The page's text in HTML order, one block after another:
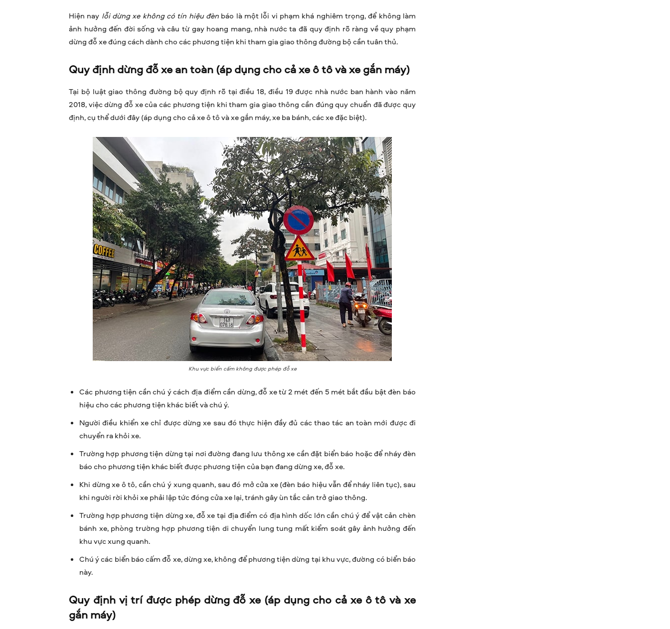
Hiện nay lỗi dừng xe không có tín hiệu đèn báo là một lỗi vi phạm khá nghiêm trọng, để không làm
ảnh hưởng đến đời sống và câu từ gay hoang mang, nhà nước ta đã quy định rõ ràng về quy phạm
dừng đỗ xe đúng cách dành cho các phương tiện khi tham gia giao thông đường bộ cần tuân thủ.
Quy định dừng đỗ xe an toàn (áp dụng cho cả xe ô tô và xe gắn máy)
Tại bộ luật giao thông đường bộ quy định rõ tại điều 18, điều 19 được nhà nước ban hành vào năm
2018, việc dừng đỗ xe của các phương tiện khi tham gia giao thông cần đúng quy chuẩn đã được quy
định, cụ thể dưới đây (áp dụng cho cả xe ô tô và xe gắn máy, xe ba bánh, các xe đặc biệt).
Khu vực biển cấm không được phép đỗ xe
Các phương tiện cần chú ý cách địa điểm cần dừng, đỗ xe từ 2 mét đến 5 mét bắt đầu bật đèn báo
hiệu cho các phương tiện khác biết và chú ý.
Người điều khiển xe chỉ được dừng xe sau đó thực hiện đầy đủ các thao tác an toàn mới được đi
chuyển ra khỏi xe.
Trường hợp phương tiện dừng tại nơi đường đang lưu thông xe cần đặt biển báo hoặc để nháy đèn
báo cho phương tiện khác biết được phương tiện của bạn đang dừng xe, đỗ xe.
Khi dừng xe ô tô, cần chú ý xung quanh, sau đó mở cửa xe (đèn báo hiệu vẫn để nháy liên tục), sau
khi người rời khỏi xe phải lập tức đóng cửa xe lại, tránh gây ùn tắc cản trở giao thông.
Trường hợp phương tiện dừng xe, đỗ xe tại địa điểm có địa hình dốc lớn cần chú ý để vật cản chèn
bánh xe, phòng trường hợp phương tiện di chuyển lung tung mất kiểm soát gây ảnh hưởng đến
khu vực xung quanh.
Chú ý các biển báo cấm đỗ xe, dừng xe, không để phương tiện dừng tại khu vực, đường có biển báo
này.
Quy định vị trí được phép dừng đỗ xe (áp dụng cho cả xe ô tô và xe
gắn máy)